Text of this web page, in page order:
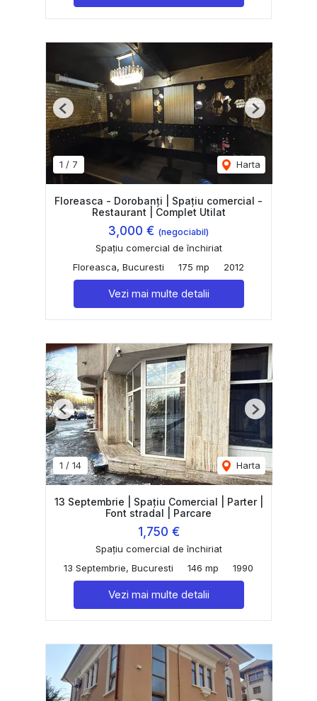
1 / 7 Harta
Previous Next
Floreasca - Dorobanți | Spațiu comercial -
Restaurant | Complet Utilat
3,000 € (negociabil)
Spațiu comercial de închiriat
Floreasca, Bucuresti
175 mp 2012
Vezi mai multe detalii
1 / 14 Harta
Previous Next
13 Septembrie | Spațiu Comercial | Parter |
Font stradal | Parcare
1,750 €
Spațiu comercial de închiriat
13 Septembrie, Bucuresti
146 mp 1990
Vezi mai multe detalii